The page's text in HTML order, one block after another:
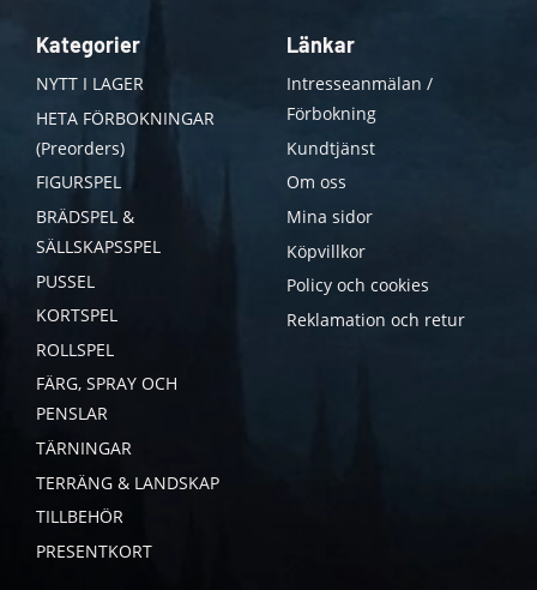
Kategorier
NYTT I LAGER
HETA FÖRBOKNINGAR
(Preorders)
FIGURSPEL
BRÄDSPEL &
SÄLLSKAPSSPEL
PUSSEL
KORTSPEL
ROLLSPEL
FÄRG, SPRAY OCH
PENSLAR
TÄRNINGAR
TERRÄNG & LANDSKAP
TILLBEHÖR
PRESENTKORT
Länkar
Intresseanmälan /
Förbokning
Kundtjänst
Om oss
Mina sidor
Köpvillkor
Policy och cookies
Reklamation och retur